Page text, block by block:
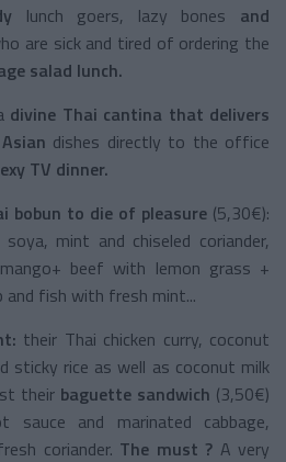
lunch goers, lazy bones and
are sick and tired of ordering the
salad lunch.
divine Thai cantina that delivers
dishes directly to the office
TV dinner.
bobun to die of pleasure (5,30€):
mint and chiseled coriander,
beef with lemon grass +
and fish with fresh mint...
their Thai chicken curry, coconut
sticky rice as well as coconut milk
their baguette sandwich (3,50€)
sauce and marinated cabbage,
coriander. The must ? A very